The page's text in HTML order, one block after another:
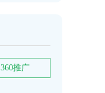
360推广